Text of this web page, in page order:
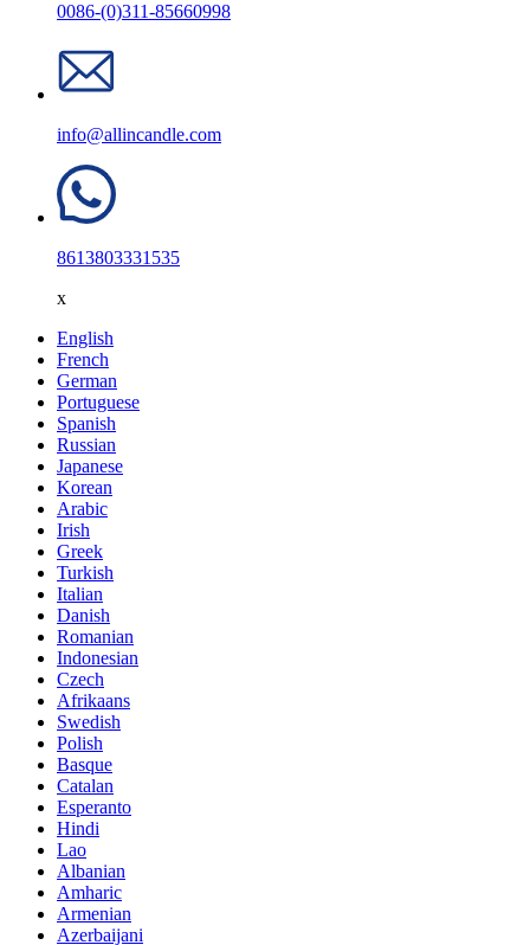
0086-(0)311-85660998
info@allincandle.com
8613803331535
x
English
French
German
Portuguese
Spanish
Russian
Japanese
Korean
Arabic
Irish
Greek
Turkish
Italian
Danish
Romanian
Indonesian
Czech
Afrikaans
Swedish
Polish
Basque
Catalan
Esperanto
Hindi
Lao
Albanian
Amharic
Armenian
Azerbaijani